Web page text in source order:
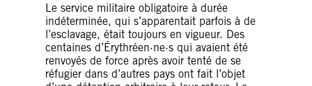
Le service militaire obligatoire à durée
indéterminée, qui s’apparentait parfois à de
l’esclavage, était toujours en vigueur. Des
centaines d’Érythréen·ne·s qui avaient été
renvoyés de force après avoir tenté de se
réfugier dans d’autres pays ont fait l’objet